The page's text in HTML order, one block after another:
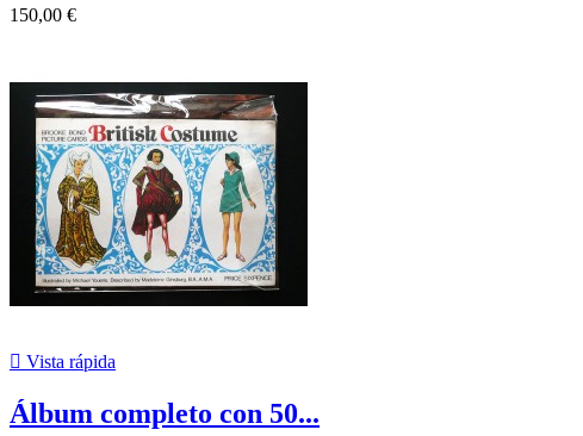
150,00 €
 Vista rápida
Álbum completo con 50...